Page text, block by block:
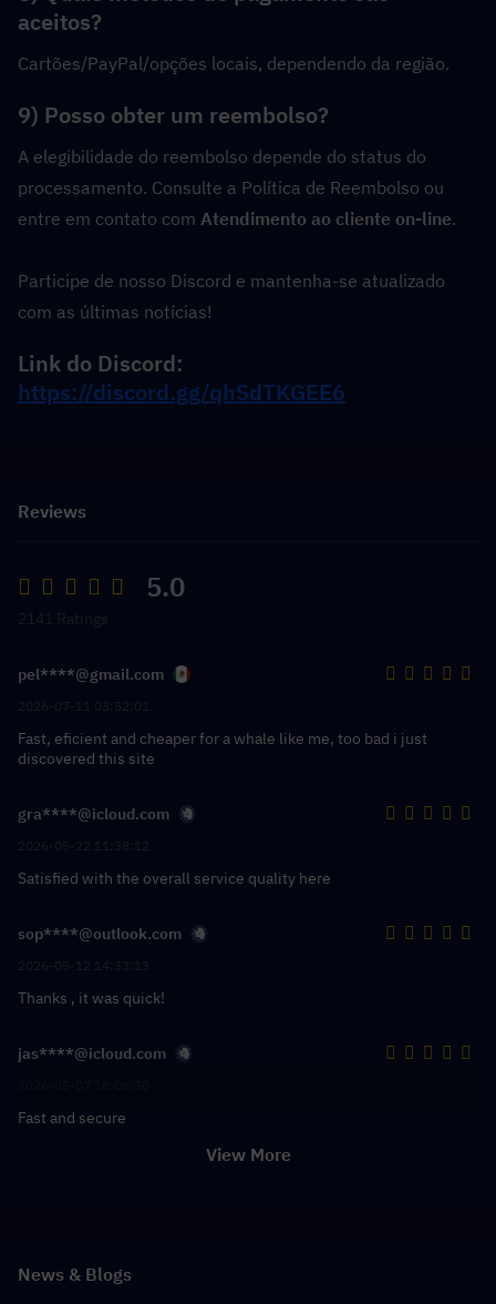
aceitos?
Cartões/PayPal/opções locais, dependendo da região.
9) Posso obter um reembolso?
A elegibilidade do reembolso depende do status do
processamento. Consulte a Política de Reembolso ou
entre em contato com Atendimento ao cliente on-line.
Participe de nosso Discord e mantenha-se atualizado
com as últimas notícias!
https://discord.gg/qhSdTKGEE6
Reviews
5.0
pel****@gmail.com
Fast, eficient and cheaper for a whale like me, too bad i just
discovered this site
gra****@icloud.com
Satisfied with the overall service quality here
sop****@outlook.com
Thanks , it was quick!
jas****@icloud.com
Fast and secure
View More
News & Blogs